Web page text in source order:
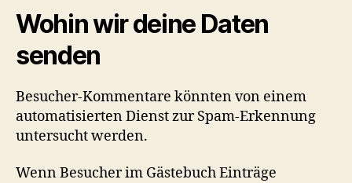
Wohin wir deine Daten
senden
Besucher-Kommentare könnten von einem
automatisierten Dienst zur Spam-Erkennung
untersucht werden.
Wenn Besucher im Gästebuch Einträge